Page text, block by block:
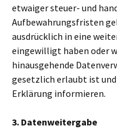
etwaiger steuer- und
Aufbewahrungsfristen
ausdrücklich in eine
eingewilligt haben oder
hinausgehende
gesetzlich erlaubt ist und
Erklärung informieren.
3. Datenweitergabe